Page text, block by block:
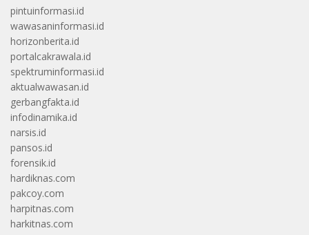
pintuinformasi.id
wawasaninformasi.id
horizonberita.id
portalcakrawala.id
spektruminformasi.id
aktualwawasan.id
gerbangfakta.id
infodinamika.id
narsis.id
pansos.id
forensik.id
hardiknas.com
pakcoy.com
harpitnas.com
harkitnas.com